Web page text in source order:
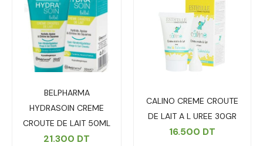
BELPHARMA
HYDRASOIN CREME
CROUTE DE LAIT 50ML
21.300 DT
CALINO CREME CROUTE
DE LAIT A L UREE 30GR
16.500 DT